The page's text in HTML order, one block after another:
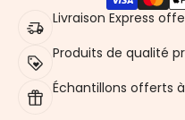
Livraison Express
Produits de qualité
Échantillons offerts